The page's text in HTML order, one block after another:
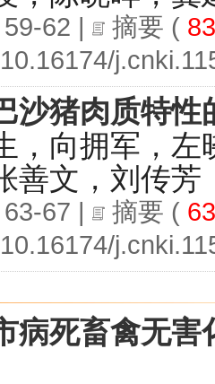
62 | 摘要 (
沙猪肉质特性
，向拥军，
善文，刘传芳
67 | 摘要 (
病死畜禽无